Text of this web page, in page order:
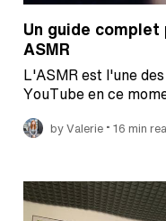
Un guide
ASMR
L'ASMR est l'une
YouTube en ce
by Valerie • 16 min